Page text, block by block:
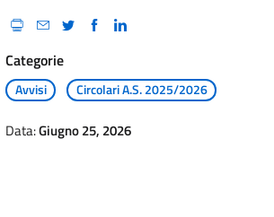
Categorie
Avvisi Circolari A.S. 2025/2026
Data:Giugno 25, 2026